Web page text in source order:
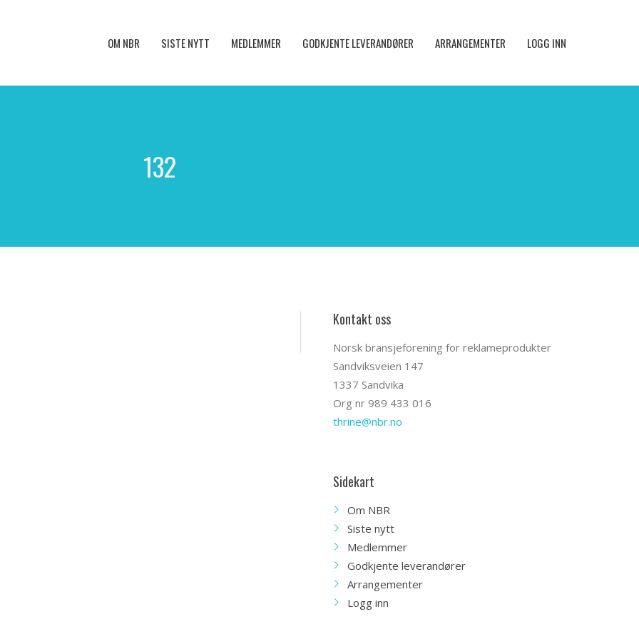
OM NBR SISTE NYTT MEDLEMMER GODKJENTE LEVERANDØRER ARRANGEMENTER LOGG INN
132
Kontakt oss
Norsk bransjeforening for reklameprodukter
Sandviksveien 147
1337 Sandvika
Org nr 989 433 016
thrine@nbr.no
Sidekart
Om NBR
Siste nytt
Medlemmer
Godkjente leverandører
Arrangementer
Logg inn